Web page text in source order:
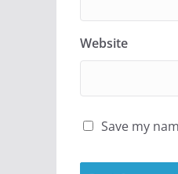
Website
Save my